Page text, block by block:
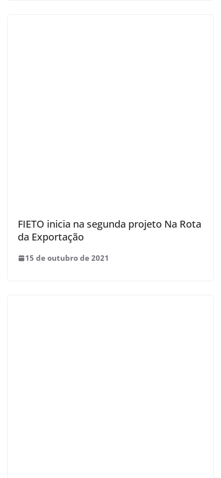
FIETO inicia na segunda projeto Na Rota
da Exportação
15 de outubro de 2021